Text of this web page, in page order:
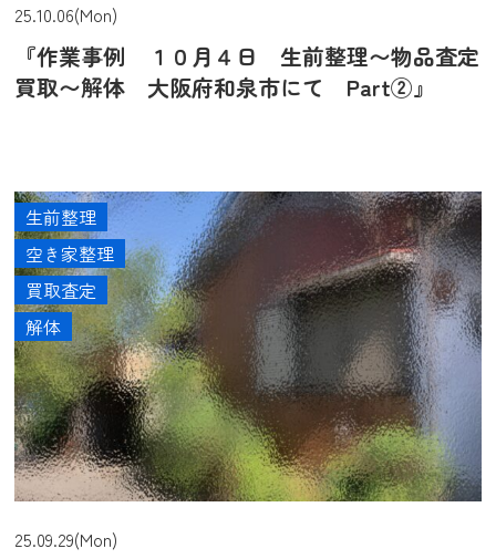
25.10.06(Mon)
『作業事例 １０月４日 生前整理〜物品査定
買取〜解体 大阪府和泉市にて Part②』
25.09.29(Mon)
生前整理
空き家整理
買取査定
解体